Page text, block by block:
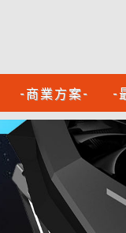
-商業方案- -